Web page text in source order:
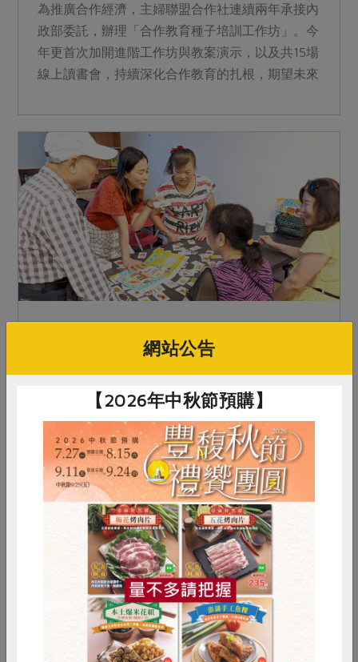
為推廣合作經濟，主婦聯盟合作社連續兩年承接內
政部委託，辦理「合作教育種子培訓工作坊」。今
年更首次加開進階工作坊與教案演示，以及共15場
線上讀書會，持續深化合作教育的扎根，期望未來
樂齡飲食法：吃得下x吃得好x吃得巧
隨著年齡增長，身體衰老退化，食慾也隨之降低，
該怎麼解決？ 此次，特邀專業營養師團隊組成的
「媽媽食驗室」，分享高齡者如何吃得下、吃得
夠、吃得對。
RPET 食譜 減硝酸鹽
雞蛋 食安 共同購買
網站公告
【2026年中秋節預購】